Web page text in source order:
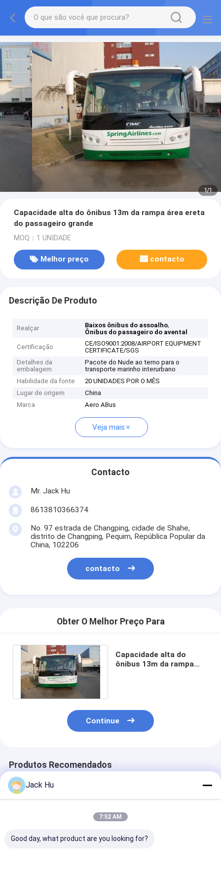
1/1
Capacidade alta do ônibus 13m da rampa área ereta
do passageiro grande
MOQ：1 UNIDADE
Melhor preço contacto
Descrição De Produto
Realçar Baixos ônibus do assoalho,
Ônibus do passageiro do avental
Certificação
CE/ISO9001:2008/AIRPORT EQUIPMENT
CERTIFICATE/SGS
Detalhes da
embalagem
Pacote do Nude ao terno para o
transporte marinho interurbano
Habilidade da fonte
20 UNIDADES POR O MÊS
Lugar de origem
China
Marca
Aero ABus
Veja mais
Contacto
Mr. Jack Hu
8613810366374
No. 97 estrada de Changping, cidade de Shahe,
distrito de Changping, Pequim, República Popular da
China, 102206
contacto
Obter O Melhor Preço Para
Capacidade alta do
ônibus 13m da rampa
Continue
Produtos Recomendados
Jack Hu
7:52 AM
Good day, what product are you looking for?